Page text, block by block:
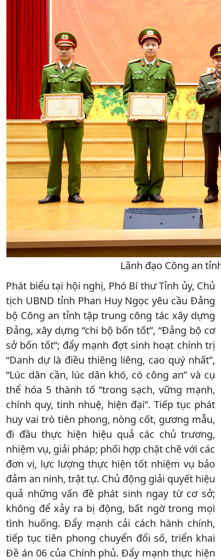
Lãnh đạo Công an
Phát biểu tại hội nghị, Phó Bí thư Tỉnh ủy, Chủ
tịch UBND tỉnh Phan Huy Ngọc yêu cầu Đảng
bộ Công an tỉnh tập trung công tác xây dựng
Đảng, xây dựng “chi bộ bốn tốt”, “Đảng bộ cơ
sở bốn tốt”; đẩy mạnh đợt sinh hoạt chính trị
“Danh dự là điều thiêng liêng, cao quý nhất”,
“Lúc dân cần, lúc dân khó, có công an” và cụ
thể hóa 5 thành tố “trong sạch, vững mạnh,
chính quy, tinh nhuệ, hiện đại”. Tiếp tục phát
huy vai trò tiên phong, nòng cốt, gương mẫu,
đi đầu thực hiện hiệu quả các chủ trương,
nhiệm vụ, giải pháp; phối hợp chặt chẽ với các
đơn vị, lực lượng thực hiện tốt nhiệm vụ bảo
đảm an ninh, trật tự. Chủ động giải quyết hiệu
quả những vấn đề phát sinh ngay từ cơ sở;
không để xảy ra bị động, bất ngờ trong mọi
tình huống. Đẩy mạnh cải cách hành chính,
tiếp tục tiên phong chuyển đổi số, triển khai
Đề án 06 của Chính phủ. Đẩy mạnh thực hiện